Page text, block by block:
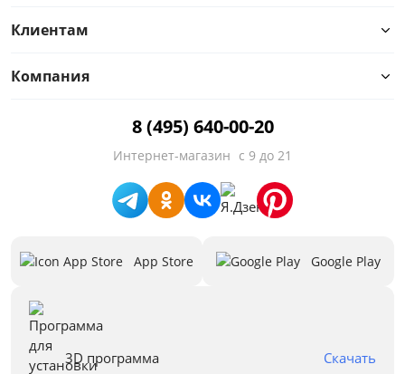
Высокие ножки
Декоративные подушки
Ящик для белья
Высота сиденья от пола, см
Предложения
Клиентам
Компания
8 (495) 640-00-20
Интернет-магазин с 9 до 21
App Store Google Play
3D программа Скачать